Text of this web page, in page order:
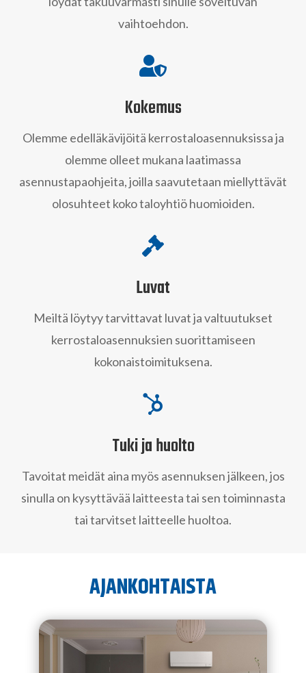
vaihtoehdon.

Kokemus
Olemme edelläkävijöitä kerrostaloasennuksissa ja
olemme olleet mukana laatimassa
asennustapaohjeita, joilla saavutetaan miellyttävät
olosuhteet koko taloyhtiö huomioiden.

Luvat
Meiltä löytyy tarvittavat luvat ja valtuutukset
kerrostaloasennuksien suorittamiseen
kokonaistoimituksena.

Tuki ja huolto
Tavoitat meidät aina myös asennuksen jälkeen, jos
sinulla on kysyttävää laitteesta tai sen toiminnasta
tai tarvitset laitteelle huoltoa.
AJANKOHTAISTA